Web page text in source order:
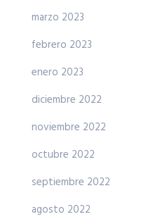
marzo 2023
febrero 2023
enero 2023
diciembre 2022
noviembre 2022
octubre 2022
septiembre 2022
agosto 2022